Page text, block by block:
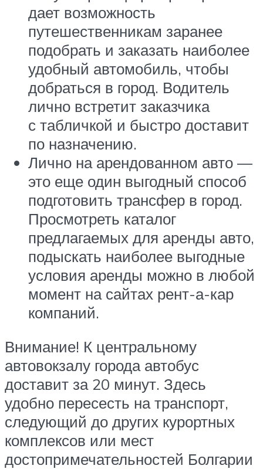
дает возможность
путешественникам заранее
подобрать и заказать наиболее
удобный автомобиль, чтобы
добраться в город. Водитель
лично встретит заказчика
с табличкой и быстро доставит
по назначению.
Лично на арендованном авто —
это еще один выгодный способ
подготовить трансфер в город.
Просмотреть каталог
предлагаемых для аренды авто,
подыскать наиболее выгодные
условия аренды можно в любой
момент на сайтах рент-а-кар
компаний.
Внимание! К центральному
автовокзалу города автобус
доставит за 20 минут. Здесь
удобно пересесть на транспорт,
следующий до других курортных
комплексов или мест
достопримечательностей Болгарии